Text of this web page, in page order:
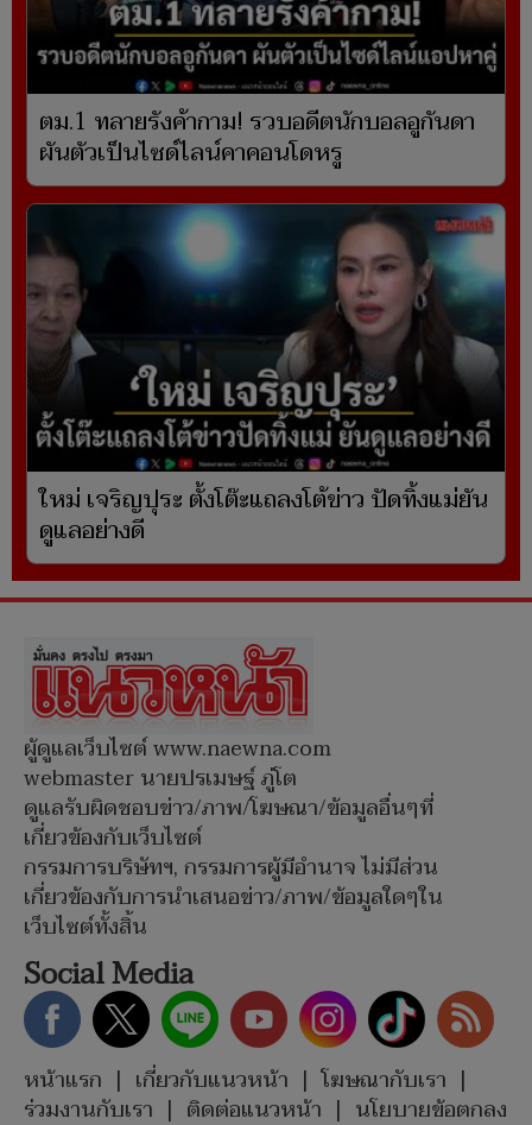
ตม.1 ทลายรังค้ากาม! รวบอดีตนักบอลอูกันดา
ผันตัวเป็นไซด์ไลน์คาคอนโดหรู
ใหม่ เจริญปุระ ตั้งโต๊ะแถลงโต้ข่าว ปัดทิ้งแม่ยัน
ดูแลอย่างดี
ผู้ดูแลเว็บไซต์ www.naewna.com
webmaster นายปรเมษฐ์ ภู่โต
ดูแลรับผิดชอบข่าว/ภาพ/โฆษณา/ข้อมูลอื่นๆที่
เกี่ยวข้องกับเว็บไซต์
กรรมการบริษัทฯ, กรรมการผู้มีอำนาจ ไม่มีส่วน
เกี่ยวข้องกับการนำเสนอข่าว/ภาพ/ข้อมูลใดๆใน
เว็บไซต์ทั้งสิ้น
Social Media
หน้าแรก | เกี่ยวกับแนวหน้า | โฆษณากับเรา |
ร่วมงานกับเรา | ติดต่อแนวหน้า | นโยบายข้อตกลง